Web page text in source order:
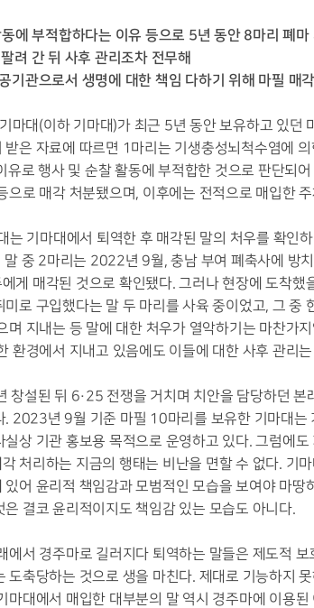
에 부적합하다는 이유 등으로 5년 동안 8마리 폐마
려 간 뒤 사후 관리조차 전무해
기관으로서 생명에 대한 책임 다하기 위해 마필 매
마대(이하 기마대)가 최근 5년 동안 보유하고 있던
은 자료에 따르면 1마리는 기생충성뇌척수염에
유로 행사 및 순찰 활동에 부적합한 것으로 판단되
으로 매각 처분됐으며, 이후에는 전적으로 매입한
기마대에서 퇴역한 후 매각된 말의 처우를 확인
말 중 2마리는 2022년 9월, 충남 부여 폐축사에 방
에게 매각된 것으로 확인됐다. 그러나 현장에 도착
미로 구입했다는 말 두 마리를 사육 중이었고, 그 중
며 지내는 등 말에 대한 처우가 열악하기는 마찬가
환경에서 지내고 있음에도 이들에 대한 사후 관리
창설된 뒤 6·25 전쟁을 거치며 치안을 담당하던 본
. 2023년 9월 기준 마필 10마리를 보유한 기마대는
상 기관 홍보용 목적으로 운영하고 있다. 그럼에
처리하는 지금의 행태는 비난을 면할 수 없다. 기
있어 윤리적 책임감과 모범적인 모습을 보여야 마
결코 윤리적이지도 책임감 있는 모습도 아니다.
에서 경주마로 길러지다 퇴역하는 말들은 제도적
도축당하는 것으로 생을 마친다. 제대로 기능하지
마대에서 매입한 대부분의 말 역시 경주마에 이용